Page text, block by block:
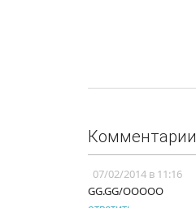
Комментарии
07/02/2014 в 11:16
GG.GG/OOOOO